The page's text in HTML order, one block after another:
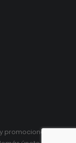
promociones?